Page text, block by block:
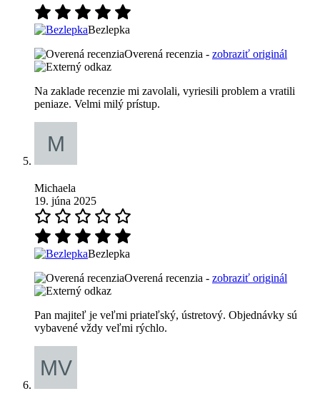
Bezlepka
Overená recenzia - zobraziť originál
Na zaklade recenzie mi zavolali, vyriesili problem a vratili
peniaze. Velmi milý prístup.
Michaela
19. júna 2025
Bezlepka
Overená recenzia - zobraziť originál
Pan majiteľ je veľmi priateľský, ústretový. Objednávky sú
vybavené vždy veľmi rýchlo.